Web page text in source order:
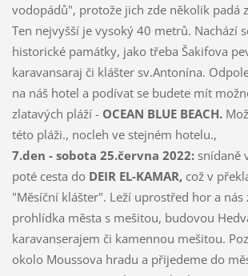
vodopádů", protože jich zde několik padá
Ten nejvyšší je vysoký 40 metrů. Nachází
historické památky, jako třeba Šakifova
karavansaraj či klášter sv.Antonína.
na náš hotel a podívat se budete mít
zlatavých pláží - OCEAN BLUE BEACH.
této pláži., nocleh ve stejném hotelu.,
7.den - sobota 25.června 2022:snídaně
poté cesta do DEIR EL-KAMAR,což v
"Měsíční klášter". Leží uprostřed hor a nás
prohlídka města s mešitou, budovou
karavanserajem či kamennou mešitou.
okolo Moussova hradu a přijedeme do